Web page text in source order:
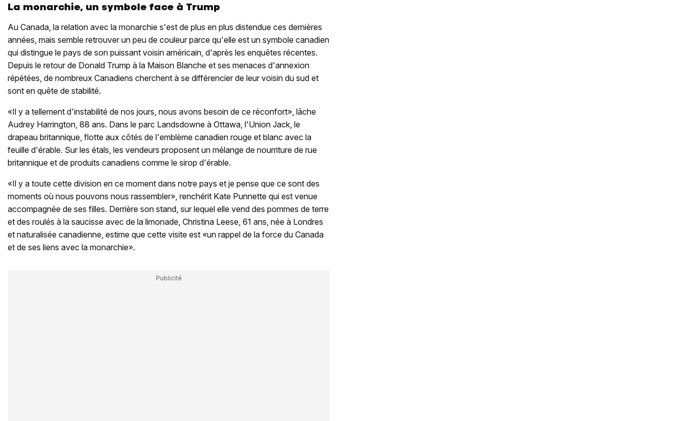
La monarchie, un symbole face à Trump
Au Canada, la relation avec la monarchie s'est de plus en plus distendue ces dernières
années, mais semble retrouver un peu de couleur parce qu'elle est un symbole canadien
qui distingue le pays de son puissant voisin américain, d'après les enquêtes récentes.
Depuis le retour de Donald Trump à la Maison Blanche et ses menaces d'annexion
répétées, de nombreux Canadiens cherchent à se différencier de leur voisin du sud et
sont en quête de stabilité.
«Il y a tellement d'instabilité de nos jours, nous avons besoin de ce réconfort», lâche
Audrey Harrington, 88 ans. Dans le parc Landsdowne à Ottawa, l'Union Jack, le
drapeau britannique, flotte aux côtés de l'emblème canadien rouge et blanc avec la
feuille d'érable. Sur les étals, les vendeurs proposent un mélange de nourriture de rue
britannique et de produits canadiens comme le sirop d'érable.
«Il y a toute cette division en ce moment dans notre pays et je pense que ce sont des
moments où nous pouvons nous rassembler», renchérit Kate Punnette qui est venue
accompagnée de ses filles. Derrière son stand, sur lequel elle vend des pommes de terre
et des roulés à la saucisse avec de la limonade, Christina Leese, 61 ans, née à Londres
et naturalisée canadienne, estime que cette visite est «un rappel de la force du Canada
et de ses liens avec la monarchie».